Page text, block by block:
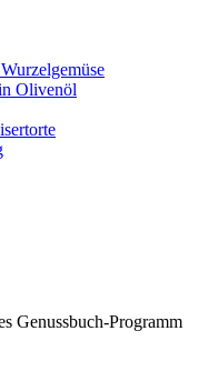
Olivenöl
Genussbuch-Programm